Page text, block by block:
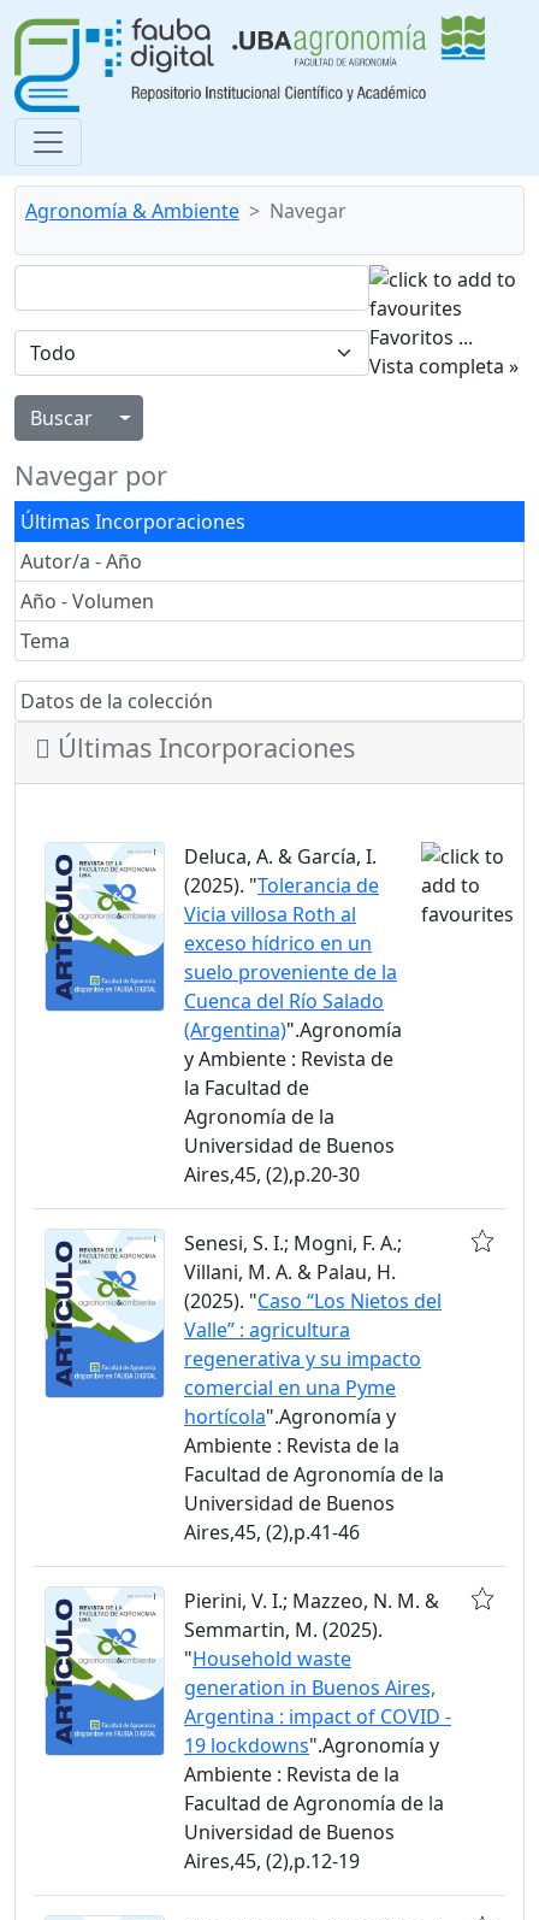
Agronomía & Ambiente Navegar
Alternar menú desplegable
Favoritos ...
Vista completa »
Navegar por
Últimas Incorporaciones
Autor/a - Año
Año - Volumen
Tema
Datos de la colección
Últimas Incorporaciones
Deluca, A. & García, I.
(2025). "Tolerancia de
Vicia villosa Roth al
exceso hídrico en un
suelo proveniente de la
Cuenca del Río Salado
(Argentina)".Agronomía
y Ambiente : Revista de
la Facultad de
Agronomía de la
Universidad de Buenos
Aires,45, (2),p.20-30
Senesi, S. I.; Mogni, F. A.;
Villani, M. A. & Palau, H.
(2025). "Caso “Los Nietos del
Valle” : agricultura
regenerativa y su impacto
comercial en una Pyme
hortícola".Agronomía y
Ambiente : Revista de la
Facultad de Agronomía de la
Universidad de Buenos
Aires,45, (2),p.41-46
Pierini, V. I.; Mazzeo, N. M. &
Semmartin, M. (2025).
"Household waste
generation in Buenos Aires,
Argentina : impact of COVID -
19 lockdowns".Agronomía y
Ambiente : Revista de la
Facultad de Agronomía de la
Universidad de Buenos
Aires,45, (2),p.12-19